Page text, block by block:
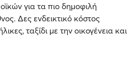
για τα πιο δημοφιλή
Δες ενδεικτικό κόστος
ταξίδι με την οικογένεια και